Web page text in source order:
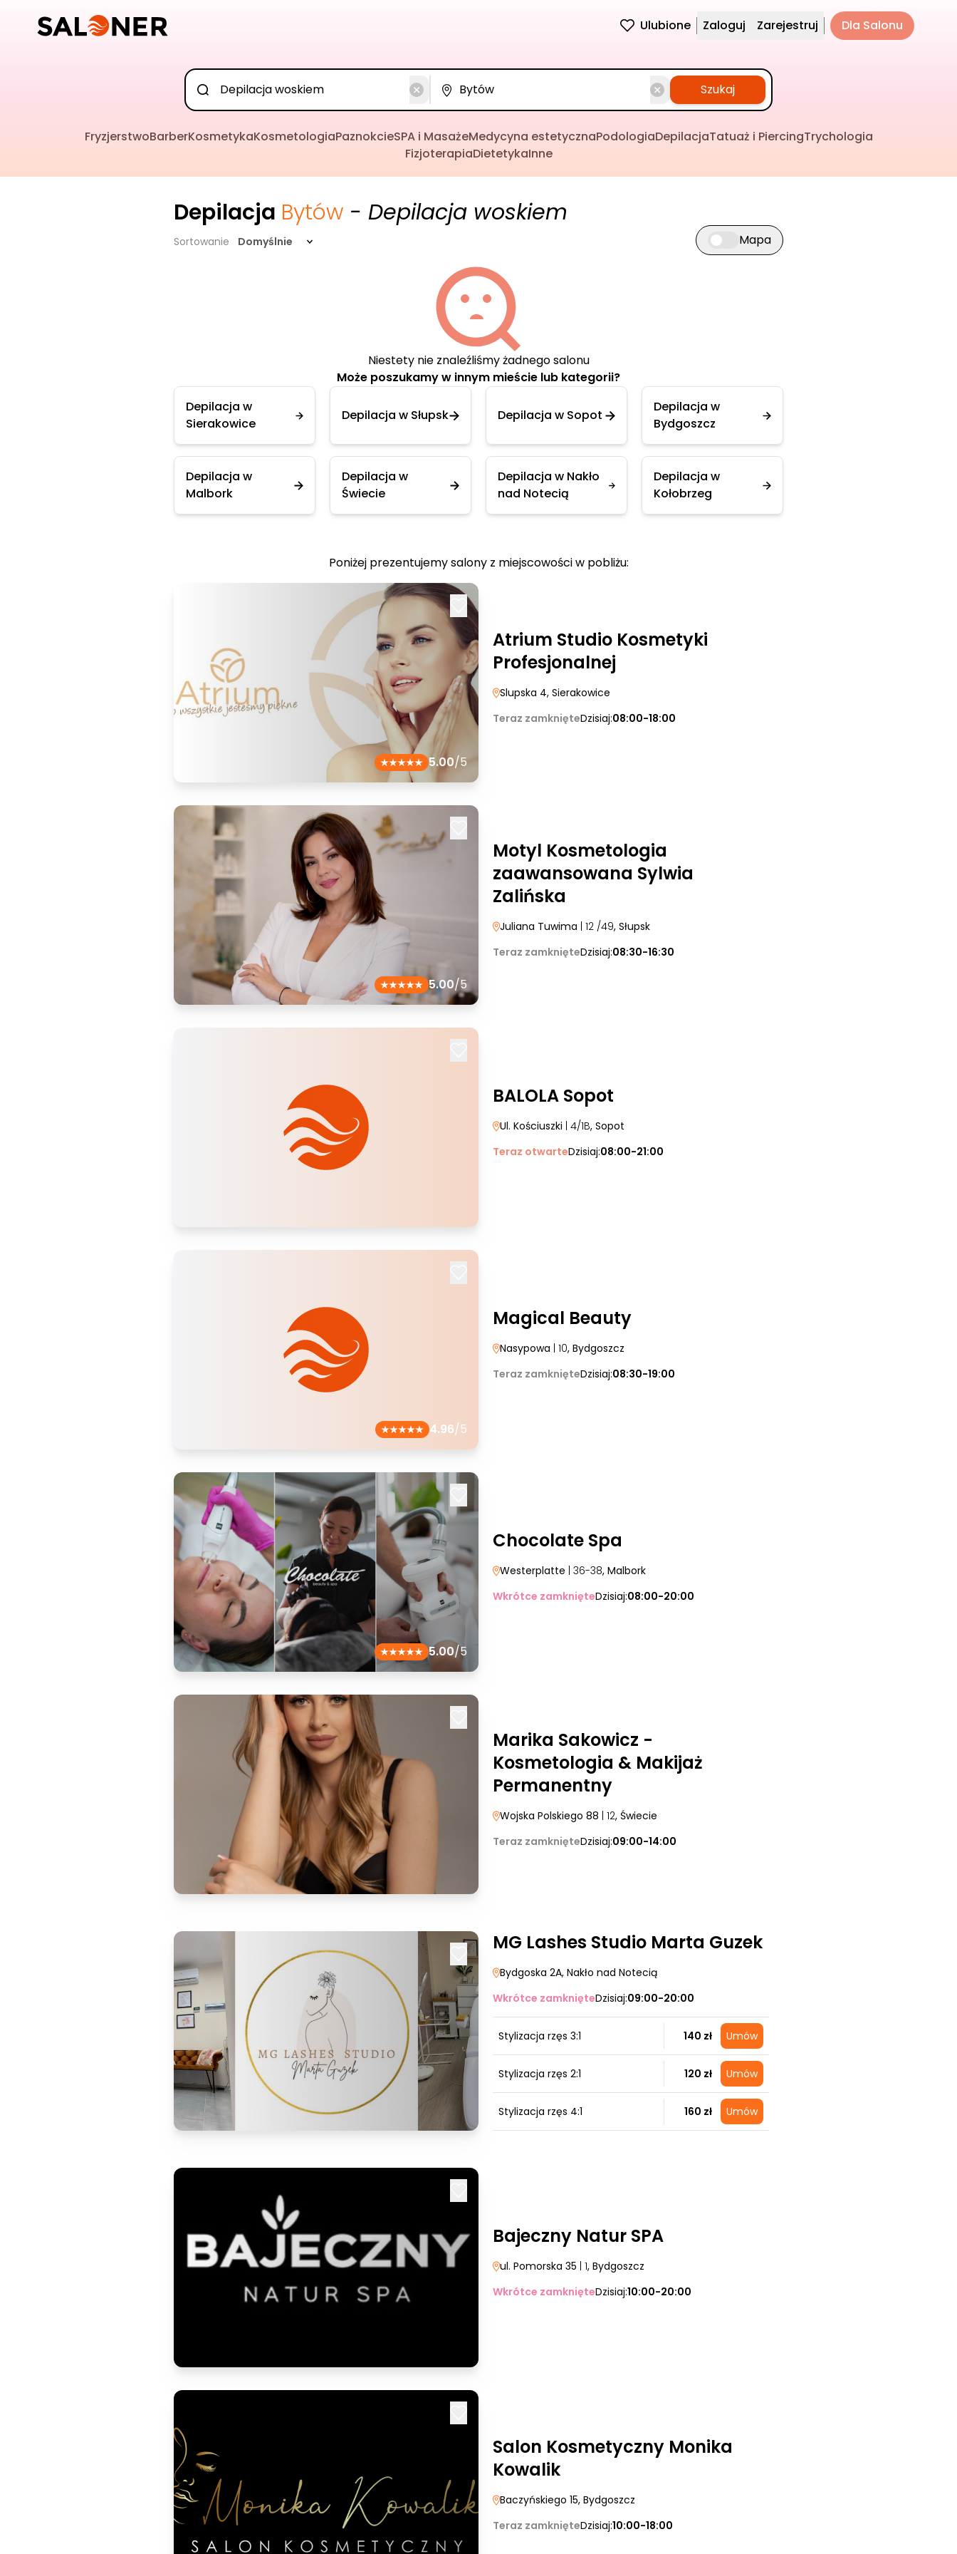
Ulubione Zaloguj Zarejestruj Dla Salonu
Szukaj
FryzjerstwoBarberKosmetykaKosmetologiaPaznokcieSPA i MasażeMedycyna estetycznaPodologiaDepilacjaTatuaż i PiercingTrychologia
FizjoterapiaDietetykaInne
Depilacja Bytów - Depilacja woskiem
Sortowanie Domyślnie Przełącz widok mapy
Mapa
Niestety nie znaleźliśmy żadnego salonu
Może poszukamy w innym mieście lub kategorii?
Depilacja w
Sierakowice
Depilacja w Słupsk Depilacja w Sopot
Depilacja w
Bydgoszcz
Depilacja w
Malbork
Depilacja w
Świecie
Depilacja w Nakło
nad Notecią
Depilacja w
Kołobrzeg
Poniżej prezentujemy salony z miejscowości w pobliżu:
5.00/5
Atrium Studio Kosmetyki
Profesjonalnej
Slupska 4, Sierakowice
Teraz zamknięteDzisiaj:08:00-18:00
5.00/5
Motyl Kosmetologia
zaawansowana Sylwia
Zalińska
Juliana Tuwima | 12 /49, Słupsk
Teraz zamknięteDzisiaj:08:30-16:30
BALOLA Sopot
Ul. Kościuszki | 4/1B, Sopot
Teraz otwarteDzisiaj:08:00-21:00
4.96/5
Magical Beauty
Nasypowa | 10, Bydgoszcz
Teraz zamknięteDzisiaj:08:30-19:00
5.00/5
Chocolate Spa
Westerplatte | 36-38, Malbork
Wkrótce zamknięteDzisiaj:08:00-20:00
Marika Sakowicz -
Kosmetologia & Makijaż
Permanentny
Wojska Polskiego 88 | 12, Świecie
Teraz zamknięteDzisiaj:09:00-14:00
MG Lashes Studio Marta Guzek
Bydgoska 2A, Nakło nad Notecią
Wkrótce zamknięteDzisiaj:09:00-20:00
Stylizacja rzęs 3:1 140 zł Umów
Stylizacja rzęs 2:1 120 zł Umów
Stylizacja rzęs 4:1 160 zł Umów
Bajeczny Natur SPA
ul. Pomorska 35 | 1, Bydgoszcz
Wkrótce zamknięteDzisiaj:10:00-20:00
Salon Kosmetyczny Monika
Kowalik
Baczyńskiego 15, Bydgoszcz
Teraz zamknięteDzisiaj:10:00-18:00